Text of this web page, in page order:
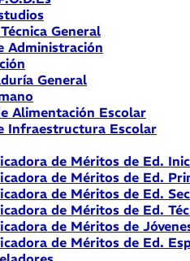
General
Administración
General
Alimentación Escolar
Infraestructura Escolar
de Méritos de Ed.
de Méritos de Ed.
de Méritos de Ed.
de Méritos de Ed.
de Méritos de
de Méritos de Ed.